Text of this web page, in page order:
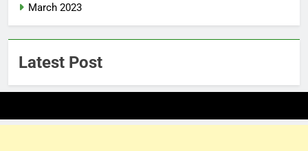
March 2023
Latest Post